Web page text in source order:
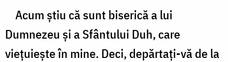
Acum ştiu că sunt biserică a lui
Dumnezeu şi a Sfântului Duh, care
vieţuieşte în mine. Deci, depărtaţi-vă de la